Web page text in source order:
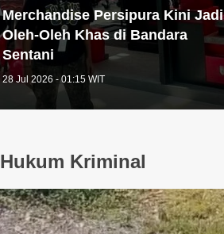
Merchandise Persipura Kini Jadi
Oleh-Oleh Khas di Bandara
Sentani
28 Jul 2026 - 01:15 WIT
Hukum Kriminal